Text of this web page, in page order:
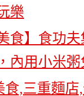
食】食功
內用小米